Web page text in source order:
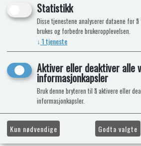
Statistikk
Disse tjenestene analyserer dataene for
brukes og forbedre brukeropplevelsen.
↓ 1tjeneste
Aktiver eller deaktiver alle
informasjonkapsler
Bruk denne bryteren til å aktivere eller
informasjonkapsler.
Kun nødvendige Godta valgte